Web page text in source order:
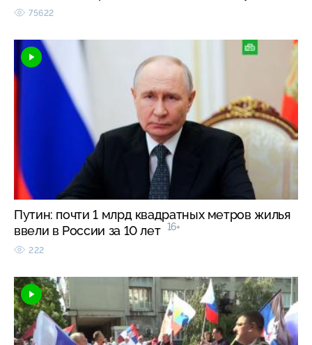
75622
Путин: почти 1 млрд квадратных метров жилья
ввели в России за 10 лет 16+
222